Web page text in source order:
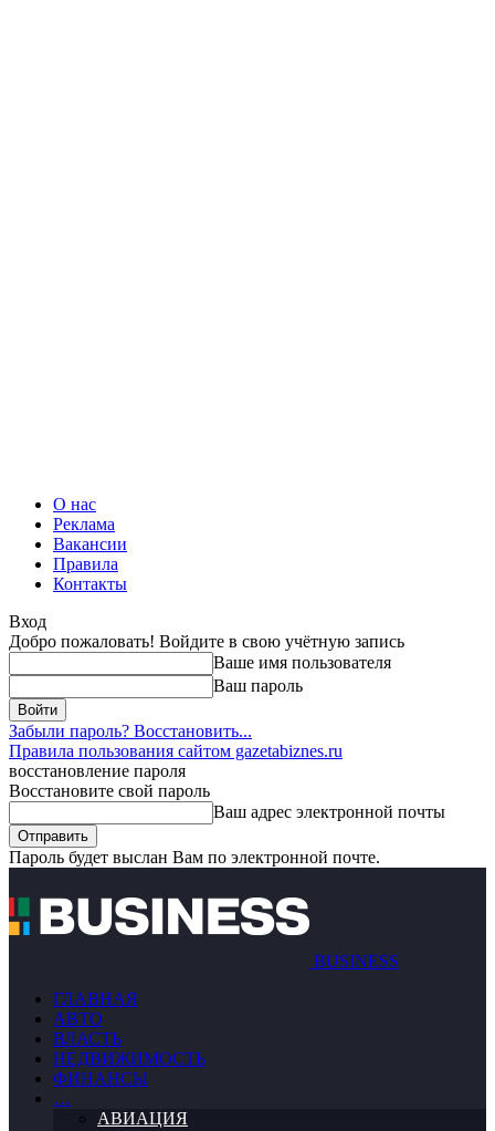
О нас
Реклама
Вакансии
Правила
Контакты
Вход
Добро пожаловать! Войдите в свою учётную запись
Ваше имя пользователя
Ваш пароль
Забыли пароль? Восстановить...
Правила пользования сайтом gazetabiznes.ru
восстановление пароля
Восстановите свой пароль
Ваш адрес электронной почты
Пароль будет выслан Вам по электронной почте.
BUSINESS
ГЛАВНАЯ
АВТО
ВЛАСТЬ
НЕДВИЖИМОСТЬ
ФИНАНСЫ
…
АВИАЦИЯ